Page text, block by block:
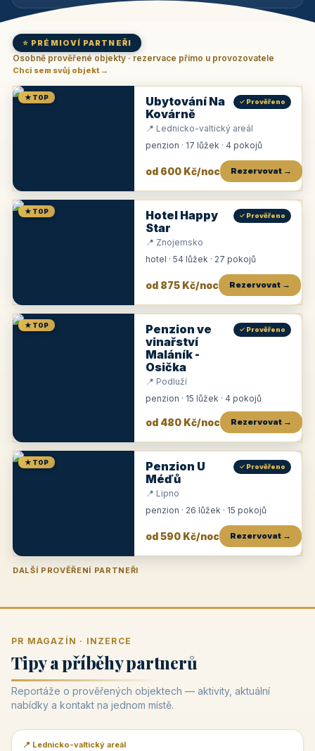
⭐ PRÉMIOVÍ PARTNEŘI
Osobně prověřené objekty · rezervace přímo u provozovatele
Chci sem svůj objekt →
★ TOP
Ubytování Na
Kovárně
✓ Prověřeno
📍 Lednicko-valtický areál
penzion · 17 lůžek · 4 pokojů
od 600 Kč/noc Rezervovat →
★ TOP
Hotel Happy
Star
✓ Prověřeno
📍 Znojemsko
hotel · 54 lůžek · 27 pokojů
od 875 Kč/noc Rezervovat →
★ TOP
Penzion ve
vinařství
Maláník -
Osička
✓ Prověřeno
📍 Podluží
penzion · 15 lůžek · 4 pokojů
od 480 Kč/noc Rezervovat →
★ TOP
Penzion U
Méďů
✓ Prověřeno
📍 Lipno
penzion · 26 lůžek · 15 pokojů
od 590 Kč/noc Rezervovat →
DALŠÍ PROVĚŘENÍ PARTNEŘI
Penzion U Zámku Pension Faber
PR MAGAZÍN · INZERCE
Tipy a příběhy partnerů
Reportáže o prověřených objektech — aktivity, aktuální
nabídky a kontakt na jednom místě.
📰 PR článek
📍 Lednicko-valtický areál